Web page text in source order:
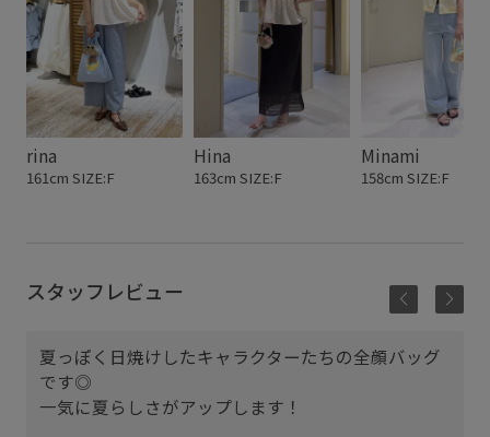
rina
161cm SIZE:F
Hina
163cm SIZE:F
Minami
158cm SIZE:F
スタッフレビュー
夏っぽく日焼けしたキャラクターたちの全顔バッグ
です◎
一気に夏らしさがアップします！